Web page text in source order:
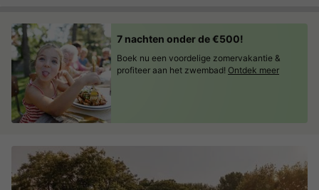
7 nachten onder de €500!
Boek nu een voordelige zomervakantie &
profiteer aan het zwembad! Ontdek meer